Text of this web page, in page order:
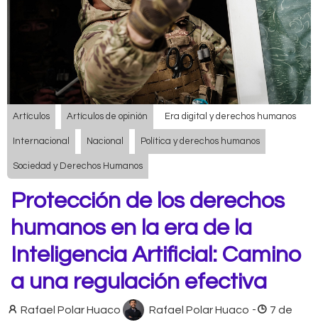
Artículos Artículos de opinión Era digital y derechos humanos
Internacional Nacional Política y derechos humanos
Sociedad y Derechos Humanos
Protección de los derechos
humanos en la era de la
Inteligencia Artificial: Camino
a una regulación efectiva
Rafael Polar Huaco Rafael Polar Huaco -
7 de